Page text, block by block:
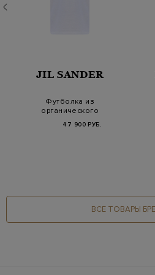
JIL SANDER
Футболка из
органического
логотип…
47 900 РУБ.
ВСЕ ТОВАРЫ